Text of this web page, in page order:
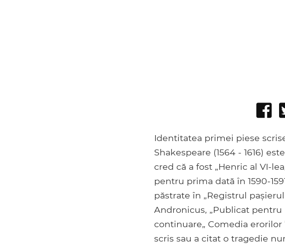
Identitatea primei piese
Shakespeare (1564 - 1616)
cred că a fost „Henric al VI-
pentru prima dată în 1590-
păstrate în „Registrul
Andronicus, „Publicat
continuare„ Comedia erorilor
scris sau a citat o tragedie